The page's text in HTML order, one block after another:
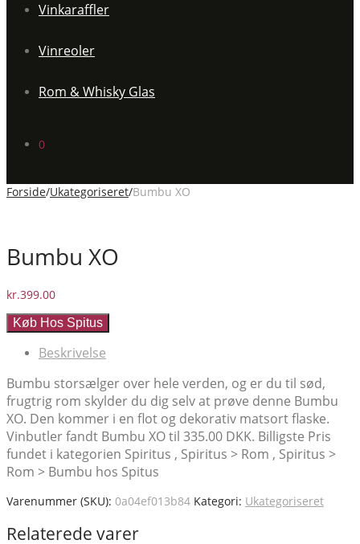
Vinkaraffler
Vinreoler
Rom & Whisky Glas
0
Forside/Ukategoriseret/Bumbu XO
Bumbu XO
kr.399.00
Køb Hos Spitus
Beskrivelse
Bumbu storsælger over hele verden, og er du til sød,
frugtrig rom skylder du dig selv at prøve denne Bumbu
XO. Den kommer i en flot og dekorativ matsort flaske.
Vinbutler fandt Bumbu XO til 335.00 DKK. Billigste Pris
fundet i kategorien Spiritus , Spiritus > Rom , Spiritus >
Rom > Bumbu hos Spitus
Varenummer (SKU): 0a04ef013b84 Kategori: Ukategoriseret
Relaterede varer